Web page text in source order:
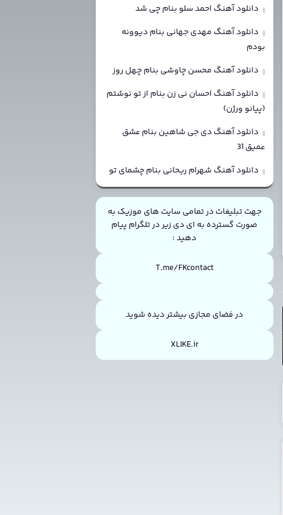
دانلود آهنگ احمد سلو بنام چی شد
دانلود آهنگ مهدی جهانی بنام دیوونه
بودم
دانلود آهنگ محسن چاوشی بنام چهل روز
دانلود آهنگ احسان نی زن بنام از تو نوشتم
(پیانو ورژن)
دانلود آهنگ دی جی شاهین بنام عشق
عمیق 31
دانلود آهنگ شهرام ریحانی بنام چشمای تو
جهت تبلیغات در تمامی سایت های موزیک به
صورت گسترده به ای دی زیر در تلگرام پیام
دهید :
T.me/FKcontact
در فضای مجازی بیشتر دیده شوید
XLIKE.ir